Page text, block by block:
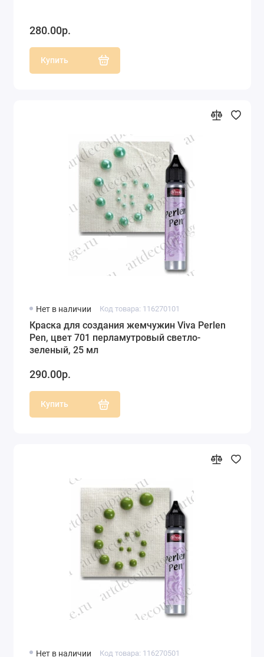
280.00р.
Купить
Нет в наличии Код товара: 116270101
Краска для создания жемчужин Viva Perlen
Pen, цвет 701 перламутровый светло-
зеленый, 25 мл
290.00р.
Купить
Нет в наличии Код товара: 116270501